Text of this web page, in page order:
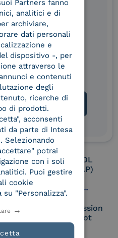
UNI EN ISO 37001
UNI EN ISO 27001
UNI EN ISO 27018
Certified PEPPOL
Access Point (AP)
European Commission
Large Scale Pilot
Member
sono disponibili
INTESA. Inoltrando il
aver letto e compreso le
INTESA
.
ITALIAN
Partners fanno
analitici e di
archiviare,
dati personali
e
dispositivo -, per
attraverso le
e contenuti
degli
ricerche di
di prodotti.
acconsenti
da parte di Intesa
Selezionando
potrai
con i soli
Puoi gestire
cookie
"Personalizza".